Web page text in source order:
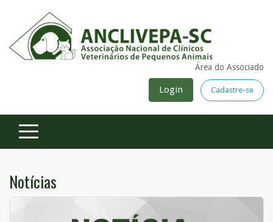
Área do Associado
Login Cadastre-se
Notícias